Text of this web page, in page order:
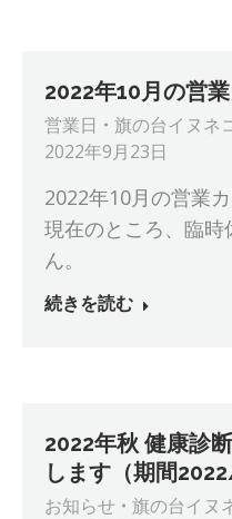
2022年10月の営業
営業日 旗の台イヌネ
2022年9月23日
2022年10月の営業
現在のところ、臨
ん。
続きを読む
2022年秋 健康診
します（期間
お知らせ 旗の台イヌ